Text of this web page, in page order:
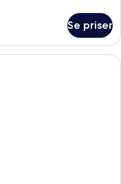
Se priser
hotellrum med en